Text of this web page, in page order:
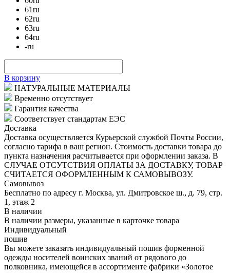
61ru
62ru
63ru
64ru
-ru
В корзину
НАТУРАЛЬНЫЕ МАТЕРИАЛЫ
Временно отсутствует
Гарантия качества
Соответствует стандартам ЕЭС
Доставка
Доставка осуществляется Курьерской службой Почты России,
согласно тарифа в ваш регион. Стоимость доставки товара до
пункта назначения расчитывается при оформлении заказа. В
СЛУЧАЕ ОТСУТСТВИЯ ОПЛАТЫ ЗА ДОСТАВКУ, ТОВАР
СЧИТАЕТСЯ ОФОРМЛЕННЫМ К САМОВЫВОЗУ.
Самовывоз
Бесплатно по адресу г. Москва, ул. Дмитровское ш., д. 79, стр.
1, этаж 2
В наличии
В наличии размеры, указанные в карточке товара
Индивидуальный
пошив
Вы можете заказать индивидуальный пошив форменной
одежды носителей воинских званий от рядового до
полковника, имеющейся в ассортименте фабрики «Золотое